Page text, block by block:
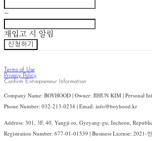
-
재입고 시 알림
신청하기
Terms of Use
Privacy Policy
Confirm Entrepreneur Information
Company Name: BOYHOOD | Owner: JIHUN KIM | Personal
Phone Number: 032-213-0234 | Email: info@boyhood.kr
Address: 301, 3F, 40, Yangji-ro, Gyeyang-gu, Incheon,
Registration Number: 677-01-01539 | Business License: 2021-